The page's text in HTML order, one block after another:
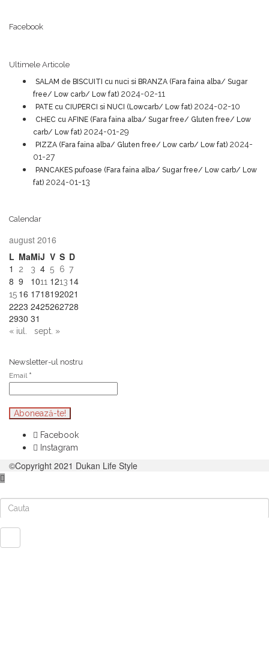
Facebook
Ultimele Articole
SALAM de BISCUITI cu nuci si BRANZA (Fara faina alba/ Sugar
free/ Low carb/ Low fat) 2024-02-11
PATE cu CIUPERCI si NUCI (Lowcarb/ Low fat) 2024-02-10
CHEC cu AFINE (Fara faina alba/ Sugar free/ Gluten free/ Low
carb/ Low fat) 2024-01-29
PIZZA (Fara faina alba/ Gluten free/ Low carb/ Low fat) 2024-
01-27
PANCAKES pufoase (Fara faina alba/ Sugar free/ Low carb/ Low
fat) 2024-01-13
Calendar
august 2016
L MaMiJ V S D
1
2 3 4 5 6 7
8 9 1011 1213 14
15 16 1718192021
2223 2425262728
2930 31
« iul. sept. »
Newsletter-ul nostru
Email *
Facebook
Instagram
©Copyright 2021 Dukan Life Style